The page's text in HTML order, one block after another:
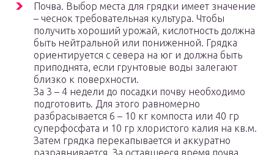
Почва. Выбор места для грядки имеет значение
– чеснок требовательная культура. Чтобы
получить хороший урожай, кислотность должна
быть нейтральной или пониженной. Грядка
ориентируется с севера на юг и должна быть
приподнята, если грунтовые воды залегают
близко к поверхности.
За 3 – 4 недели до посадки почву необходимо
подготовить. Для этого равномерно
разбрасывается 6 – 10 кг компоста или 40 гр
суперфосфата и 10 гр хлористого калия на кв.м.
Затем грядка перекапывается и аккуратно
разравнивается. За оставшееся время почва